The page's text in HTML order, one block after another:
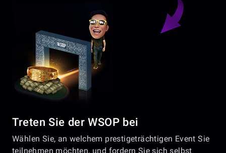
Treten Sie der WSOP bei
Wählen Sie, an welchem prestigeträchtigen Event Sie
teilnehmen möchten, und fordern Sie sich selbst